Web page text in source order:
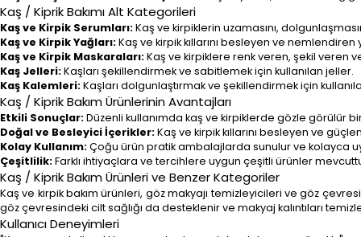
Kaş / Kiprik Bakımı Alt Kategorileri
Kaş ve Kirpik Serumları:Kaş ve kirpiklerin uzamasını,
Kaş ve Kirpik Yağları:Kaş ve kirpik kıllarını besleyen ve
Kaş ve Kirpik Maskaraları:Kaş ve kirpiklere renk veren, şekil veren
Kaş Jelleri:Kaşları şekillendirmek ve sabitlemek için kullanılan jeller.
Kaş Kalemleri:Kaşları dolgunlaştırmak ve şekillendirmek için
Kaş / Kiprik Bakım Ürünlerinin Avantajları
Etkili Sonuçlar:Düzenli kullanımda kaş ve kirpiklerde gözle görülür
Doğal ve Besleyici İçerikler:Kaş ve kirpik kıllarını besleyen ve
Kolay Kullanım:Çoğu ürün pratik ambalajlarda sunulur ve kolayca
Çeşitlilik:Farklı ihtiyaçlara ve tercihlere uygun çeşitli ürünler
Kaş / Kiprik Bakım Ürünleri ve Benzer Kategoriler
Kaş ve kirpik bakım ürünleri, göz makyajı temizleyicileri ve göz
göz çevresindeki cilt sağlığı da desteklenir ve makyaj kalıntıları
Kullanıcı Deneyimleri